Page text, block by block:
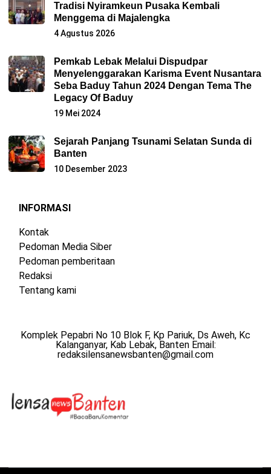
Tradisi Nyiramkeun Pusaka Kembali
Menggema di Majalengka
4 Agustus 2026
Pemkab Lebak Melalui Dispudpar
Menyelenggarakan Karisma Event Nusantara
Seba Baduy Tahun 2024 Dengan Tema The
Legacy Of Baduy
19 Mei 2024
Sejarah Panjang Tsunami Selatan Sunda di
Banten
10 Desember 2023
INFORMASI
Kontak
Pedoman Media Siber
Pedoman pemberitaan
Redaksi
Tentang kami
Komplek Pepabri No 10 Blok F, Kp Pariuk, Ds Aweh, Kc
Kalanganyar, Kab Lebak, Banten Email:
redaksilensanewsbanten@gmail.com